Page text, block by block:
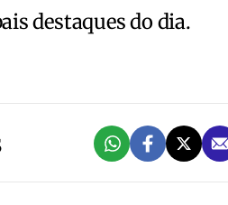
destaques do dia.